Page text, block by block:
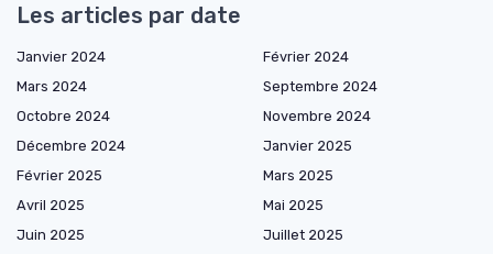
Les articles par date
Janvier 2024
Février 2024
Mars 2024
Septembre 2024
Octobre 2024
Novembre 2024
Décembre 2024
Janvier 2025
Février 2025
Mars 2025
Avril 2025
Mai 2025
Juin 2025
Juillet 2025